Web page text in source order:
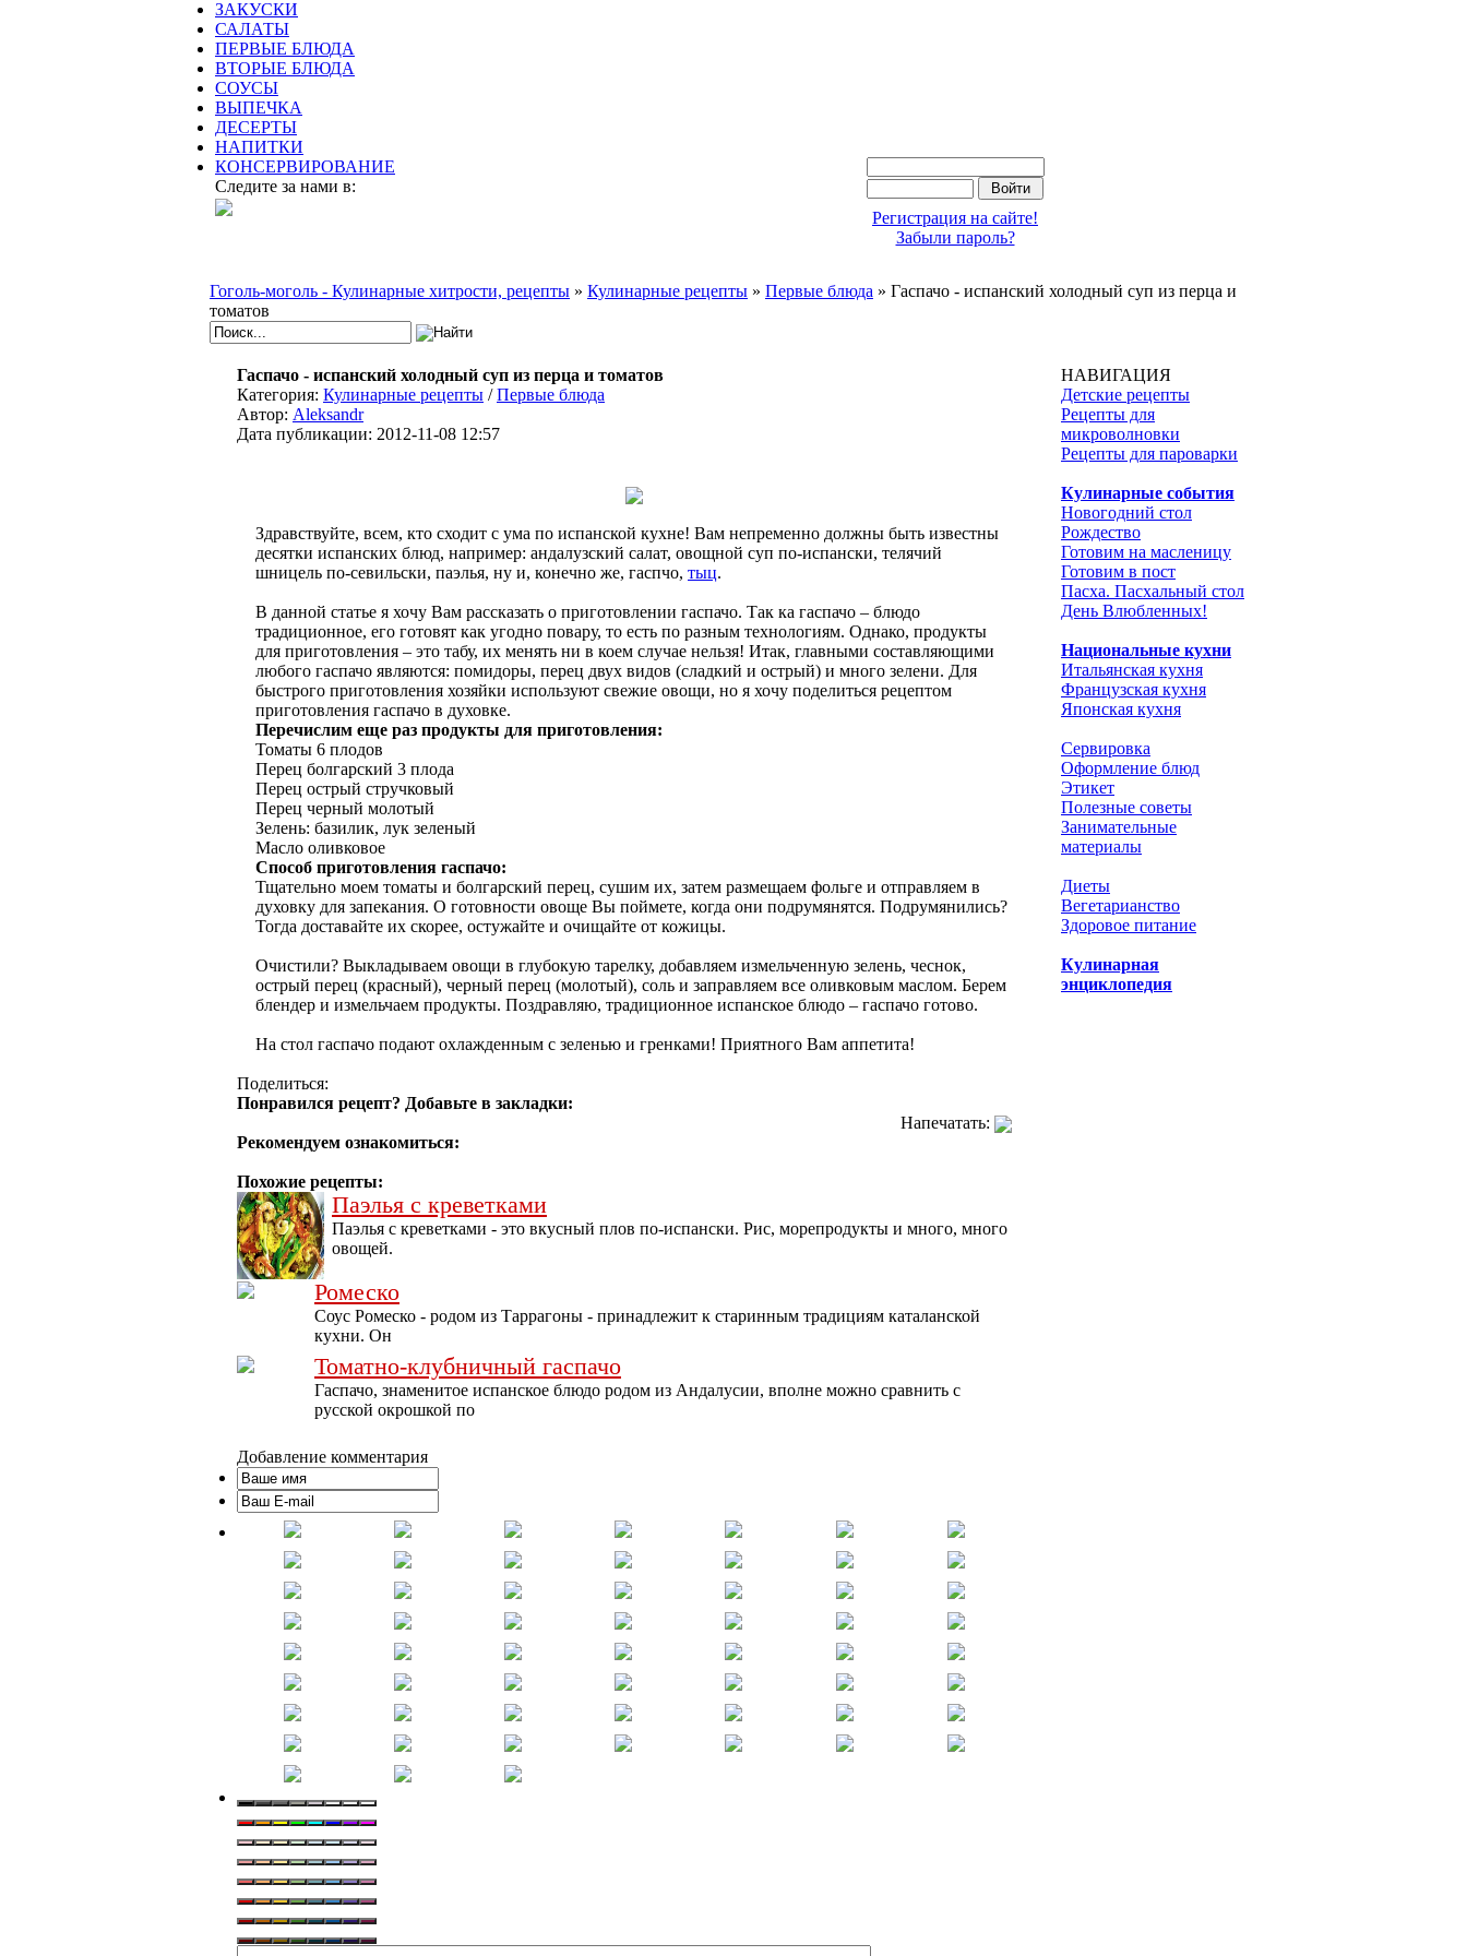
ЗАКУСКИ
САЛАТЫ
ПЕРВЫЕ БЛЮДА
ВТОРЫЕ БЛЮДА
СОУСЫ
ВЫПЕЧКА
ДЕСЕРТЫ
НАПИТКИ
КОНСЕРВИРОВАНИЕ
Следите за нами в:
Регистрация на сайте!
Забыли пароль?
Гоголь-моголь - Кулинарные хитрости, рецепты » Кулинарные рецепты » Первые блюда » Гаспачо - испанский холодный суп из перца и
томатов
Гаспачо - испанский холодный суп из перца и томатов
Категория: Кулинарные рецепты /Первые блюда
Автор: Aleksandr
Дата публикации: 2012-11-08 12:57
Здравствуйте, всем, кто сходит с ума по испанской кухне! Вам непременно должны быть известны
десятки испанских блюд, например: андалузский салат, овощной суп по-испански, телячий
шницель по-севильски, паэлья, ну и, конечно же, гаспчо, тыц.
В данной статье я хочу Вам рассказать о приготовлении гаспачо. Так ка гаспачо – блюдо
традиционное, его готовят как угодно повару, то есть по разным технологиям. Однако, продукты
для приготовления – это табу, их менять ни в коем случае нельзя! Итак, главными составляющими
любого гаспачо являются: помидоры, перец двух видов (сладкий и острый) и много зелени. Для
быстрого приготовления хозяйки используют свежие овощи, но я хочу поделиться рецептом
приготовления гаспачо в духовке.
Перечислим еще раз продукты для приготовления:
Томаты 6 плодов
Перец болгарский 3 плода
Перец острый стручковый
Перец черный молотый
Зелень: базилик, лук зеленый
Масло оливковое
Способ приготовления гаспачо:
Тщательно моем томаты и болгарский перец, сушим их, затем размещаем фольге и отправляем в
духовку для запекания. О готовности овоще Вы поймете, когда они подрумянятся. Подрумянились?
Тогда доставайте их скорее, остужайте и очищайте от кожицы.
Очистили? Выкладываем овощи в глубокую тарелку, добавляем измельченную зелень, чеснок,
острый перец (красный), черный перец (молотый), соль и заправляем все оливковым маслом. Берем
блендер и измельчаем продукты. Поздравляю, традиционное испанское блюдо – гаспачо готово.
На стол гаспачо подают охлажденным с зеленью и гренками! Приятного Вам аппетита!
Поделиться:
Понравился рецепт? Добавьте в закладки:
Напечатать:
Рекомендуем ознакомиться:
Похожие рецепты:
Паэлья с креветками
Паэлья с креветками - это вкусный плов по-испански. Рис, морепродукты и много, много
овощей.
Ромеско
Соус Ромеско - родом из Таррагоны - принадлежит к старинным традициям каталанской
кухни. Он
Томатно-клубничный гаспачо
Гаспачо, знаменитое испанское блюдо родом из Андалусии, вполне можно сравнить с
русской окрошкой по
Добавление комментария
НАВИГАЦИЯ
Детские рецепты
Рецепты для
микроволновки
Рецепты для пароварки
Кулинарные события
Новогодний стол
Рождество
Готовим на масленицу
Готовим в пост
Пасха. Пасхальный стол
День Влюбленных!
Национальные кухни
Итальянская кухня
Французская кухня
Японская кухня
Сервировка
Оформление блюд
Этикет
Полезные советы
Занимательные
материалы
Диеты
Вегетарианство
Здоровое питание
Кулинарная
энциклопедия